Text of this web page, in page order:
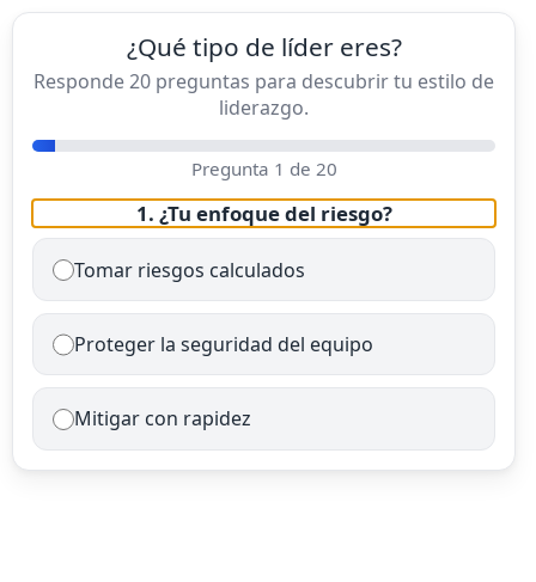
¿Qué tipo de líder eres?
Responde 20 preguntas para descubrir tu estilo de
liderazgo.
Pregunta 1 de 20
1. ¿Tu enfoque del riesgo?
Tomar riesgos calculados
Proteger la seguridad del equipo
Mitigar con rapidez